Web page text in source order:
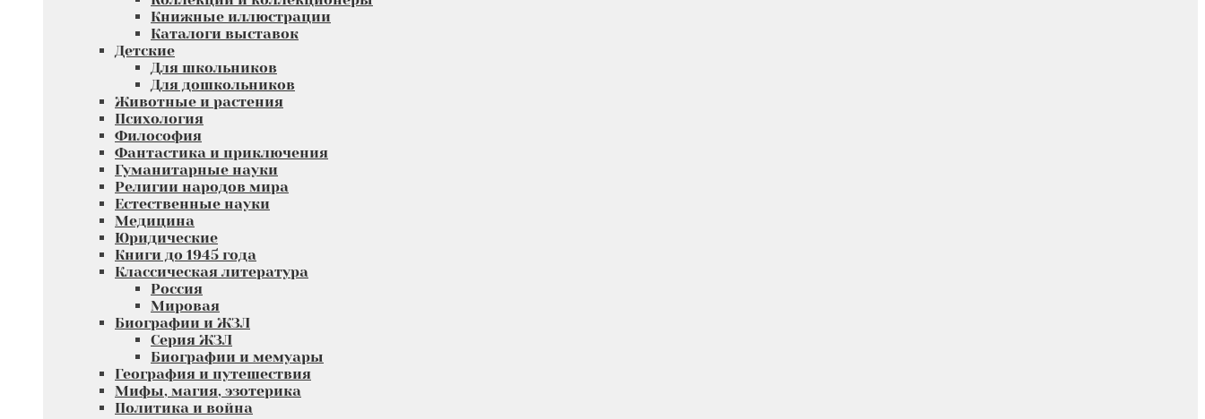
Книжные иллюстрации
Каталоги выставок
Детские
Для школьников
Для дошкольников
Животные и растения
Психология
Философия
Фантастика и приключения
Гуманитарные науки
Религии народов мира
Естественные науки
Медицина
Юридические
Книги до 1945 года
Классическая литература
Россия
Мировая
Биографии и ЖЗЛ
Серия ЖЗЛ
Биографии и мемуары
География и путешествия
Мифы, магия, эзотерика
Политика и война